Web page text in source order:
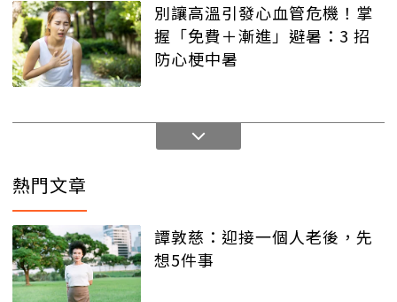
別讓高溫引發心血管危機！掌
握「免費＋漸進」避暑：3 招
防心梗中暑
熱門文章
譚敦慈：迎接一個人老後，先
想5件事